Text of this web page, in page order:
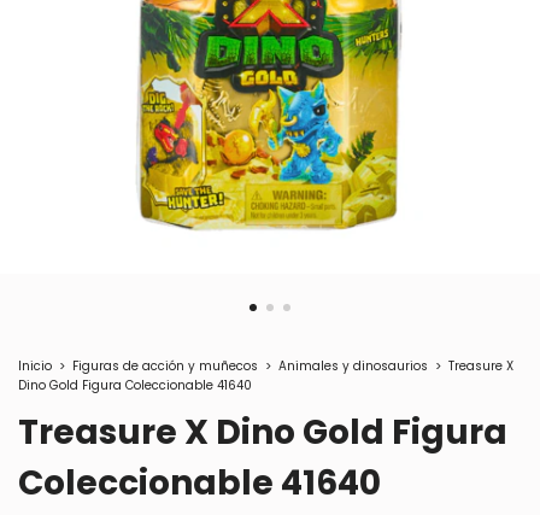
Inicio > Figuras de acción y muñecos > Animales y dinosaurios > Treasure X
Dino Gold Figura Coleccionable 41640
Treasure X Dino Gold Figura
Coleccionable 41640